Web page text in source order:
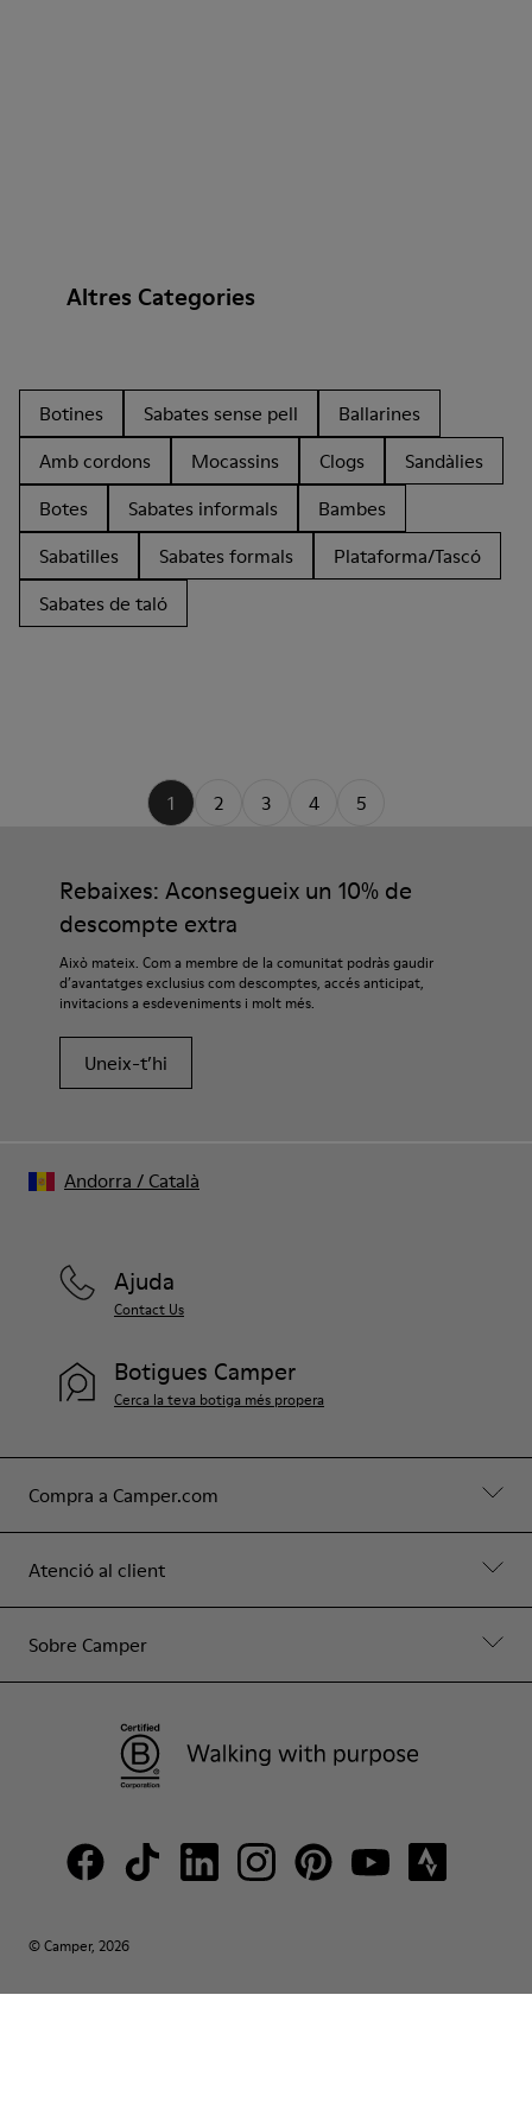
Altres Categories
Botines Sabates sense pell
Ballarines
Amb cordons
Mocassins Clogs
Sandàlies
Botes
Sabates informals
Bambes
Sabatilles
Sabates formals
Plataforma/Tascó
Sabates de taló
1 2 3 4 5
Rebaixes: Aconsegueix un 10% de
descompte extra
Això mateix. Com a membre de la comunitat podràs gaudir
d’avantatges exclusius com descomptes, accés anticipat,
invitacions a esdeveniments i molt més.
Uneix-t’hi
Compra a Camper.com
Atenció al client
Sobre Camper
Ajuda
Contact Us
Botigues Camper
Cerca la teva botiga més propera
© Camper, 2026
Andorra / Català